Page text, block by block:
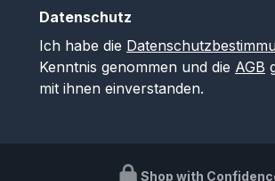
Datenschutz
Ich habe die
Kenntnis genommen und die AGB
mit ihnen einverstanden.
Shop with